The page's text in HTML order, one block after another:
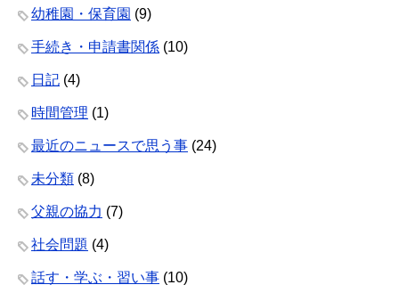
幼稚園・保育園 (9)
手続き・申請書関係 (10)
日記 (4)
時間管理 (1)
最近のニュースで思う事 (24)
未分類 (8)
父親の協力 (7)
社会問題 (4)
話す・学ぶ・習い事 (10)